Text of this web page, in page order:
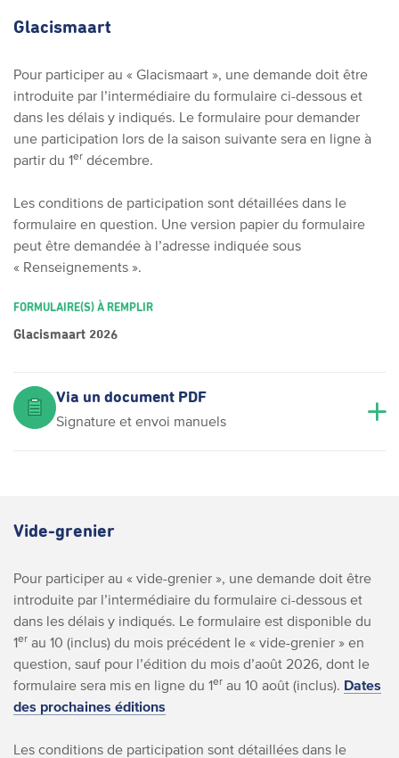
Glacismaart
Pour participer au « Glacismaart », une demande doit être
introduite par l’intermédiaire du formulaire ci-dessous et
dans les délais y indiqués. Le formulaire pour demander
une participation lors de la saison suivante sera en ligne à
partir du 1er décembre.
Les conditions de participation sont détaillées dans le
formulaire en question. Une version papier du formulaire
peut être demandée à l’adresse indiquée sous
« Renseignements ».
FORMULAIRE(S) À REMPLIR
Glacismaart 2026
Via un document PDF
Signature et envoi manuels
Vide-grenier
Pour participer au « vide-grenier », une demande doit être
introduite par l’intermédiaire du formulaire ci-dessous et
dans les délais y indiqués. Le formulaire est disponible du
1er au 10 (inclus) du mois précédent le « vide-grenier » en
question, sauf pour l’édition du mois d’août 2026, dont le
formulaire sera mis en ligne du 1er au 10 août (inclus). Dates
des prochaines éditions
Les conditions de participation sont détaillées dans le